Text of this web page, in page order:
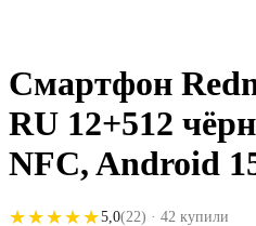
Смартфон
RU 12+512
NFC, Android
★★★★★
★★★★★5,0(22) · 42 купили